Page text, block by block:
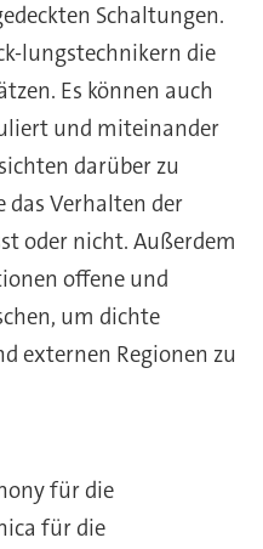
Schaltungen.
lungstechnikern die
Es können auch
und miteinander
darüber zu
das Verhalten der
oder nicht. Außerdem
offene und
um dichte
externen Regionen zu
für die
für die